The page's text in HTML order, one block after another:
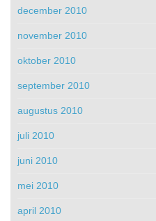
december 2010
november 2010
oktober 2010
september 2010
augustus 2010
juli 2010
juni 2010
mei 2010
april 2010